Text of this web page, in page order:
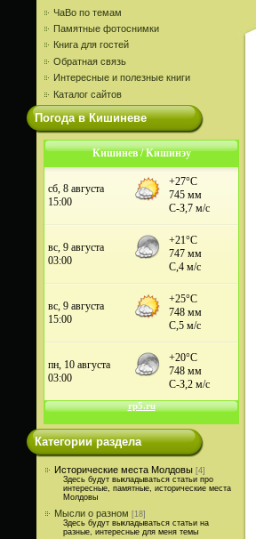
ЧаВо по темам
Памятные фотоснимки
Книга для гостей
Обратная связь
Интересные и полезные книги
Каталог сайтов
Погода в Кишиневе
Кишинев / Кишинэу
Категории раздела
Исторические места Молдовы [4]
Здесь будут выкладываться статьи про
интересные, памятные, исторические места
Молдовы
Мысли о разном [18]
Здесь будут выкладываться статьи на
разные, интересные для меня темы